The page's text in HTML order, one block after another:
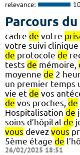
relevance:
Parcours
cadre de votre
votre suivi
de protocole de
tests de mémoire,
moyenne de 2
un premier temps
vie et de vos
de vos proches, de
Hospitalisation de
soins d’hôpital de
vous devez vous
5ème étage de
26/02/2025 18:51